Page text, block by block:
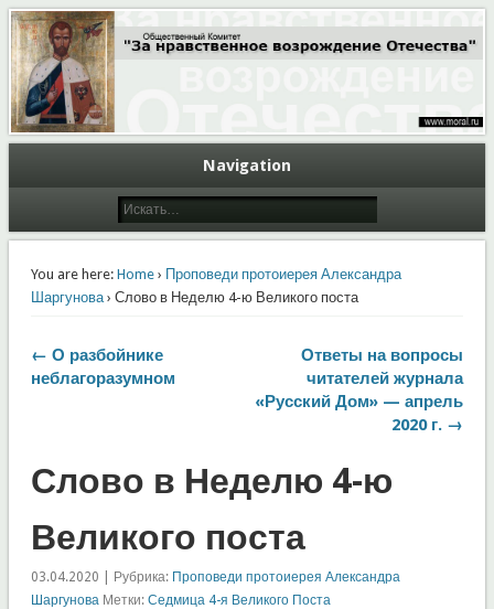
Moral.Ru
Общественный Комитет "За нравственное возрождение Отечества"
Navigation
You are here: Home› Проповеди протоиерея Александра
Шаргунова› Слово в Неделю 4-ю Великого поста
← О разбойнике
неблагоразумном
Ответы на вопросы
читателей журнала
«Русский Дом» — апрель
2020 г. →
Слово в Неделю 4-ю
Великого поста
03.04.2020 | Рубрика: Проповеди протоиерея Александра
Шаргунова Метки: Седмица 4-я Великого Поста